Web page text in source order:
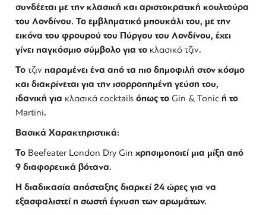
συνδέεται με την κλασική και αριστοκρατική κουλτούρα
του Λονδίνου. Το εμβληματικό μπουκάλι του, με την
εικόνα του φρουρού του Πύργου του Λονδίνου, έχει
γίνει παγκόσμιο σύμβολο για το κλασικό τζιν.
Τοτζιν παραμένει ένα από τα πιο δημοφιλή στον κόσμο
και διακρίνεται για την ισορροπημένη γεύση του,
ιδανική για κλασικά cocktails όπως τοGin & Tonic ή το
Martini.
Βασικά Χαρακτηριστικά:
Το Beefeater London Dry Gin χρησιμοποιεί μια μίξη από
9 διαφορετικά βότανα.
Η διαδικασία απόσταξης διαρκεί 24 ώρες για να
εξασφαλιστεί η σωστή έγχυση των αρωμάτων.